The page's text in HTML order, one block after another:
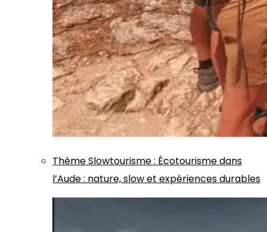
ThèmeSlowtourisme: Écotourisme dans
l’Aude : nature, slow et expériences durables